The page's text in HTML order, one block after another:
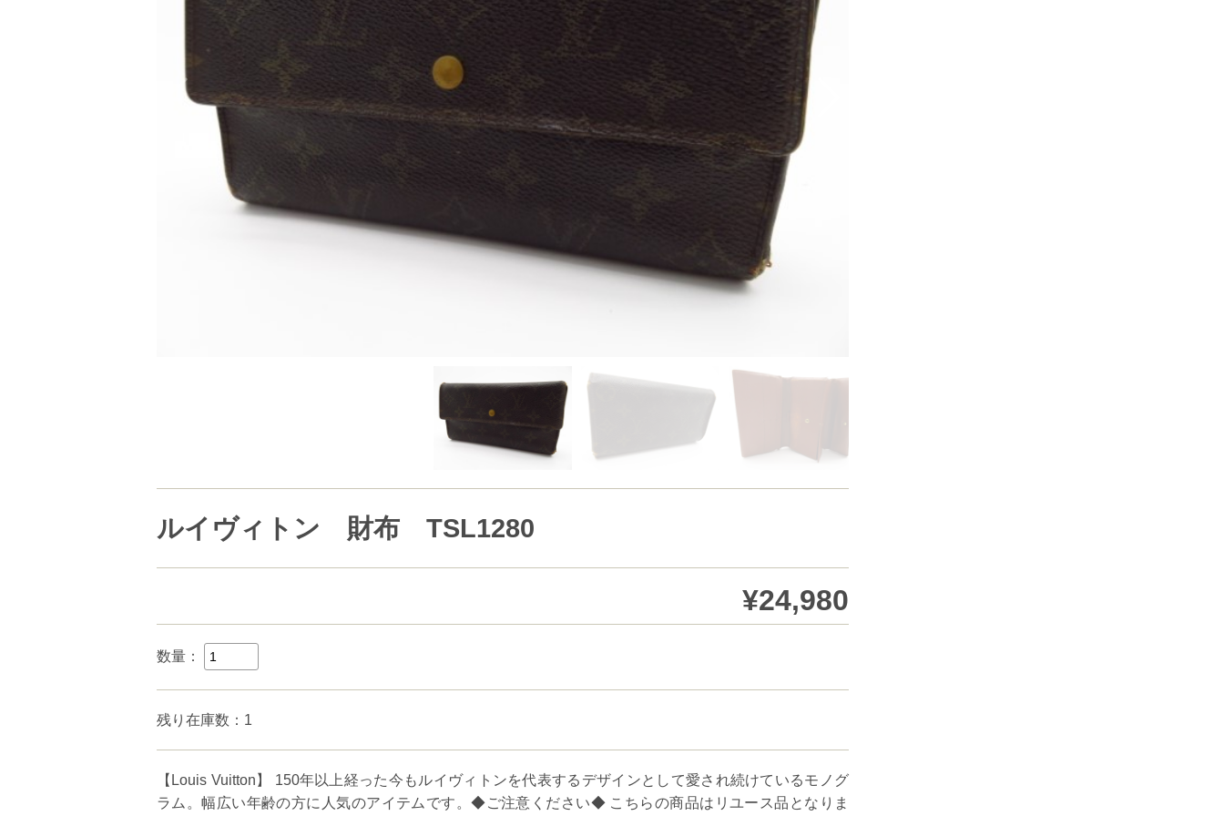
ルイヴィトン 財布 TSL1280
¥24,980
数量：
残り在庫数：1
【Louis Vuitton】 150年以上経った今もルイヴィトンを代表するデザインとして愛され続けているモノグ
ラム。幅広い年齢の方に人気のアイテムです。◆ご注意ください◆ こちらの商品はリユース品となりま